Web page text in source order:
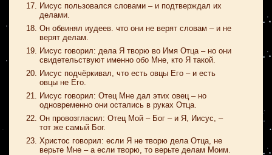
Иисус пользовался словами – и подтверждал их
делами.
Он обвинял иудеев. что они не верят словам – и не
верят делам.
Иисус говорил: дела Я творю во Имя Отца – но они
свидетельствуют именно обо Мне, кто Я такой.
Иисус подчёркивал, что есть овцы Его – и есть
овцы не Его.
Иисус говорил: Отец Мне дал этих овец – но
одновременно они остались в руках Отца.
Он провозгласил: Отец Мой – Бог – и Я, Иисус, –
тот же самый Бог.
Христос говорил: если Я не творю дела Отца, не
верьте Мне – а если творю, то верьте делам Моим.